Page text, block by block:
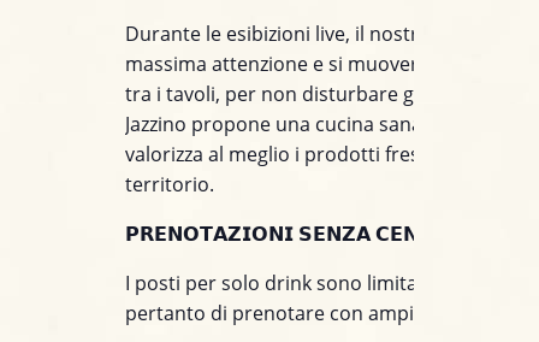
Durante le esibizioni live, il nostro staff
massima attenzione e si muoverà con
tra i tavoli, per non disturbare gli artisti sul
Jazzino propone una cucina sana e creativa
valorizza al meglio i prodotti freschi e
territorio.
𝗣𝗥𝗘𝗡𝗢𝗧𝗔𝗭𝗜𝗢𝗡𝗜 𝗦𝗘𝗡𝗭𝗔 𝗖𝗘𝗡𝗔
I posti per solo drink sono limitati.
pertanto di prenotare con ampio anticipo.